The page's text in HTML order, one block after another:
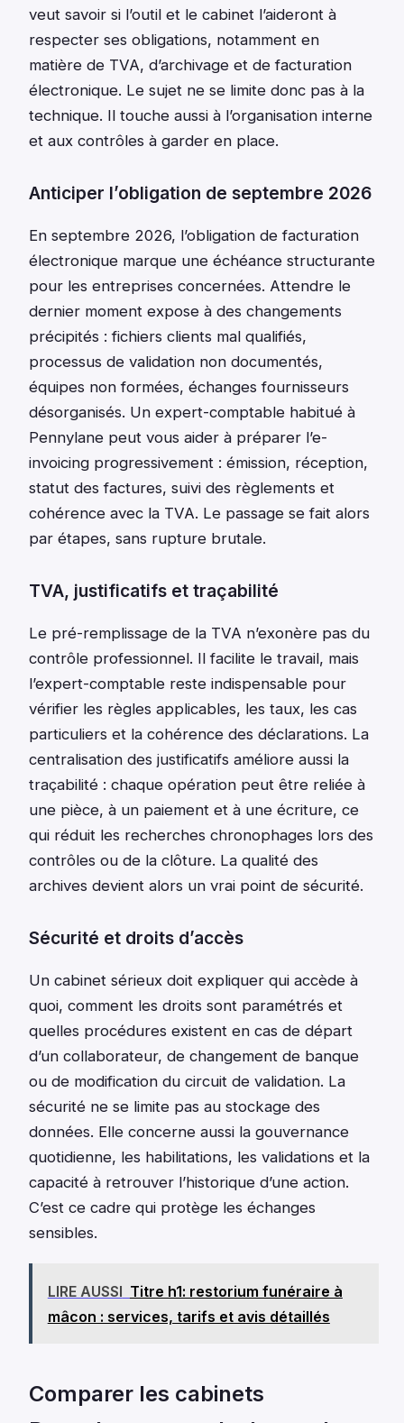
veut savoir si l’outil et le cabinet l’aideront à
respecter ses obligations, notamment en
matière de TVA, d’archivage et de facturation
électronique. Le sujet ne se limite donc pas à la
technique. Il touche aussi à l’organisation interne
et aux contrôles à garder en place.
Anticiper l’obligation de septembre 2026
En septembre 2026, l’obligation de facturation
électronique marque une échéance structurante
pour les entreprises concernées. Attendre le
dernier moment expose à des changements
précipités : fichiers clients mal qualifiés,
processus de validation non documentés,
équipes non formées, échanges fournisseurs
désorganisés. Un expert-comptable habitué à
Pennylane peut vous aider à préparer l’e-
invoicing progressivement : émission, réception,
statut des factures, suivi des règlements et
cohérence avec la TVA. Le passage se fait alors
par étapes, sans rupture brutale.
TVA, justificatifs et traçabilité
Le pré-remplissage de la TVA n’exonère pas du
contrôle professionnel. Il facilite le travail, mais
l’expert-comptable reste indispensable pour
vérifier les règles applicables, les taux, les cas
particuliers et la cohérence des déclarations. La
centralisation des justificatifs améliore aussi la
traçabilité : chaque opération peut être reliée à
une pièce, à un paiement et à une écriture, ce
qui réduit les recherches chronophages lors des
contrôles ou de la clôture. La qualité des
archives devient alors un vrai point de sécurité.
Sécurité et droits d’accès
Un cabinet sérieux doit expliquer qui accède à
quoi, comment les droits sont paramétrés et
quelles procédures existent en cas de départ
d’un collaborateur, de changement de banque
ou de modification du circuit de validation. La
sécurité ne se limite pas au stockage des
données. Elle concerne aussi la gouvernance
quotidienne, les habilitations, les validations et la
capacité à retrouver l’historique d’une action.
C’est ce cadre qui protège les échanges
sensibles.
LIRE AUSSI Titre h1: restorium funéraire à
mâcon : services, tarifs et avis détaillés
Comparer les cabinets